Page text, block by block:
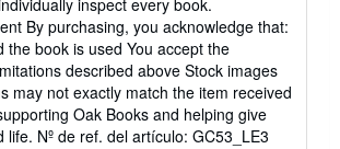
inspect every book.
By purchasing, you acknowledge that:
the book is used You accept the
described above Stock images
may not exactly match the item received
Oak Books and helping give
life. Nº de ref. del artículo: GC53_LE3